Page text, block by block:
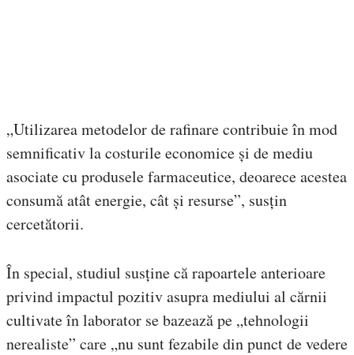
„Utilizarea metodelor de rafinare contribuie în mod
semnificativ la costurile economice și de mediu
asociate cu produsele farmaceutice, deoarece acestea
consumă atât energie, cât și resurse”, susțin
cercetătorii.
În special, studiul susține că rapoartele anterioare
privind impactul pozitiv asupra mediului al cărnii
cultivate în laborator se bazează pe „tehnologii
nerealiste” care „nu sunt fezabile din punct de vedere